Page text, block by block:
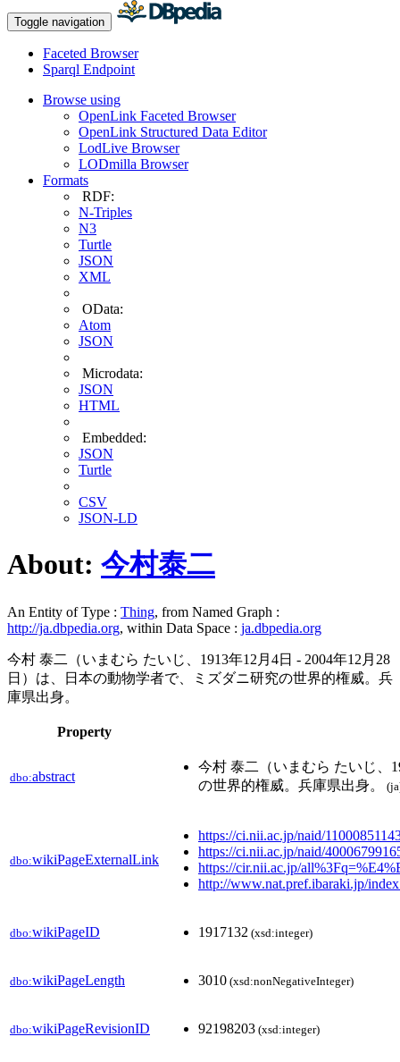
Toggle navigation
Faceted Browser
Sparql Endpoint
Browse using
OpenLink Faceted Browser
OpenLink Structured Data Editor
LodLive Browser
LODmilla Browser
Formats
RDF:
N-Triples
N3
Turtle
JSON
XML
OData:
Atom
JSON
Microdata:
JSON
HTML
Embedded:
JSON
Turtle
CSV
JSON-LD
About: 今村泰二
An Entity of Type : Thing, from Named Graph :
http://ja.dbpedia.org, within Data Space : ja.dbpedia.org
今村 泰二（いまむら たいじ、1913年12月4日 - 2004年12月28
日）は、日本の動物学者で、ミズダニ研究の世界的権威。兵
庫県出身。
Property
dbo:abstract
今村 泰二（いまむら たいじ、
の世界的権威。兵庫県出身。
dbo:wikiPageExternalLink
https://ci.nii.ac.jp/naid/
https://ci.nii.ac.jp/naid/
https://cir.nii.ac.jp/
http://www.nat.pref.ibaraki.jp/
dbo:wikiPageID 1917132 (xsd:integer)
dbo:wikiPageLength 3010 (xsd:nonNegativeInteger)
dbo:wikiPageRevisionID 92198203 (xsd:integer)